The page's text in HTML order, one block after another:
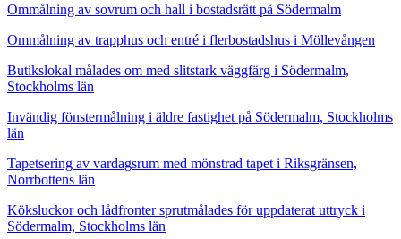
Ommålning av sovrum och hall i bostadsrätt på Södermalm
Ommålning av trapphus och entré i flerbostadshus i Möllevången
Butikslokal målades om med slitstark väggfärg i Södermalm,
Stockholms län
Invändig fönstermålning i äldre fastighet på Södermalm, Stockholms
län
Tapetsering av vardagsrum med mönstrad tapet i Riksgränsen,
Norrbottens län
Köksluckor och lådfronter sprutmålades för uppdaterat uttryck i
Södermalm, Stockholms län